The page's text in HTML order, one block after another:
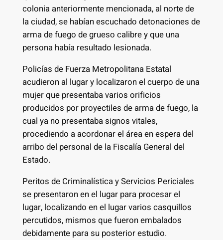
colonia anteriormente mencionada, al norte de
la ciudad, se habían escuchado detonaciones de
arma de fuego de grueso calibre y que una
persona había resultado lesionada.
Policías de Fuerza Metropolitana Estatal
acudieron al lugar y localizaron el cuerpo de una
mujer que presentaba varios orificios
producidos por proyectiles de arma de fuego, la
cual ya no presentaba signos vitales,
procediendo a acordonar el área en espera del
arribo del personal de la Fiscalía General del
Estado.
Peritos de Criminalística y Servicios Periciales
se presentaron en el lugar para procesar el
lugar, localizando en el lugar varios casquillos
percutidos, mismos que fueron embalados
debidamente para su posterior estudio.